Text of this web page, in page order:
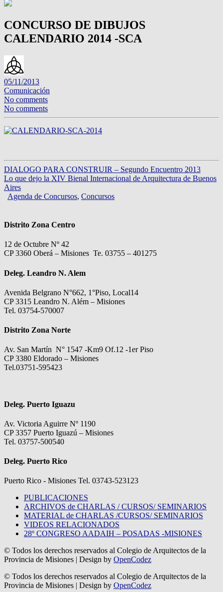
CONCURSO DE DIBUJOS
CALENDARIO 2014 -SCA
05/11/2013
Comunicación
No comments
No comments
DIALOGO PARA CONSTRUIR – Segundo Encuentro 2013
Lo que dejo la XIV Bienal Internacional de Arquitectura de Buenos
Aires
Agenda de Concursos, Concursos
Distrito Zona Centro
12 de Octubre Nº 42
CP 3360 Oberá – Misiones Te. 03755 – 401275
Deleg. Leandro N. Alem
Avenida Belgrano N°662, 1°Piso, Local14
CP 3315 Leandro N. Além – Misiones
Tel. 03754-570007
Distrito Zona Norte
Av. San Martín N° 1547 -Km9 Of.12 -1er Piso
CP 3380 Eldorado – Misiones
Tel.03751-595423
Deleg. Puerto Iguazu
Av. Victoria Aguirre Nº 1190
CP 3357 Puerto Iguazú – Misiones
Tel. 03757-500540
Deleg. Puerto Rico
Puerto Rico - Misiones Tel. 03743-523123
PUBLICACIONES
ARCHIVOS de CHARLAS / CURSOS/ SEMINARIOS
MATERIAL de CHARLAS /CURSOS/ SEMINARIOS
VIDEOS RELACIONADOS
28º CONGRESO AADAIH – POSADAS -MISIONES
© Todos los derechos reservados al Colegio de Arquitectos de la
Provincia de Misiones
| Design by OpenCodez
© Todos los derechos reservados al Colegio de Arquitectos de la
Provincia de Misiones
| Design by OpenCodez